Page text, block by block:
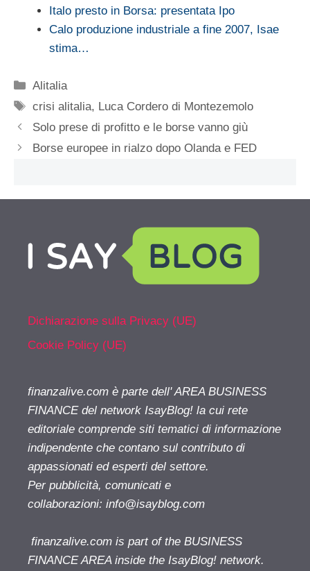
Italo presto in Borsa: presentata Ipo
Calo produzione industriale a fine 2007, Isae
stima…
Categorie
Alitalia
Tag
crisi alitalia, Luca Cordero di Montezemolo
Solo prese di profitto e le borse vanno giù
Borse europee in rialzo dopo Olanda e FED
Dichiarazione sulla Privacy (UE)
Cookie Policy (UE)
finanzalive.com è parte dell' AREA BUSINESS
FINANCE del network IsayBlog! la cui rete
editoriale comprende siti tematici di informazione
indipendente che contano sul contributo di
appassionati ed esperti del settore.
Per pubblicità, comunicati e
collaborazioni: info@isayblog.com
finanzalive.com is part of the BUSINESS
FINANCE AREA inside the IsayBlog! network.